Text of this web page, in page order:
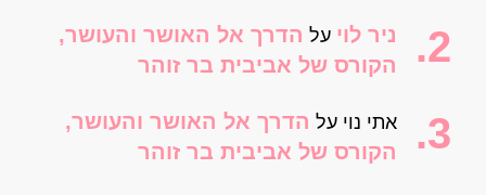
ניר לוי על הדרך אל האושר והעושר,
הקורס של אביבית בר זוהר
אתי נוי על הדרך אל האושר והעושר,
הקורס של אביבית בר זוהר